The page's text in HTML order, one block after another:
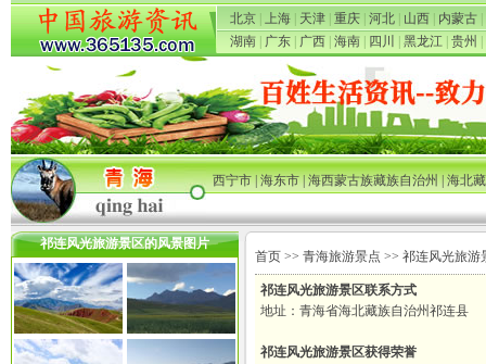
北京 上海 天津 重庆 河北 山西 内蒙古
湖南
广东 广西 海南 四川 黑龙江 贵州
西宁市|海东市|海西蒙古族藏族自治州|海北
祁连风光旅游景区的风景图片
首页 >> 青海旅游景点 >> 祁连风光旅游
祁连风光旅游景区联系方式
地址：青海省海北藏族自治州祁连县
祁连风光旅游景区获得荣誉